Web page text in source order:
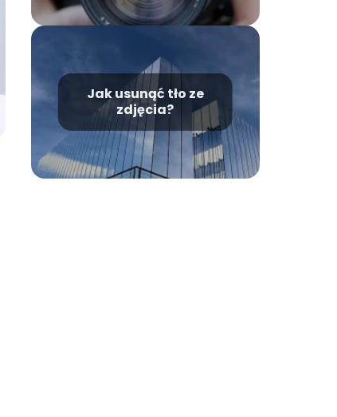
Jak usunąć tło ze
zdjęcia?